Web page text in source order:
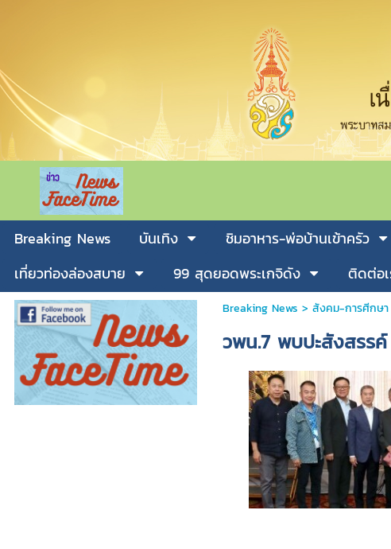
Breaking News บันเทิง ชิมอาหาร-พ่อบ้านเข้าครัว
เที่ยวท่องล่องสบาย
99 สุดยอดพระเกจิดัง ติดต่อเ
Breaking News > สังคม-การศีกษา
วพน.7 พบปะสังสรรค์